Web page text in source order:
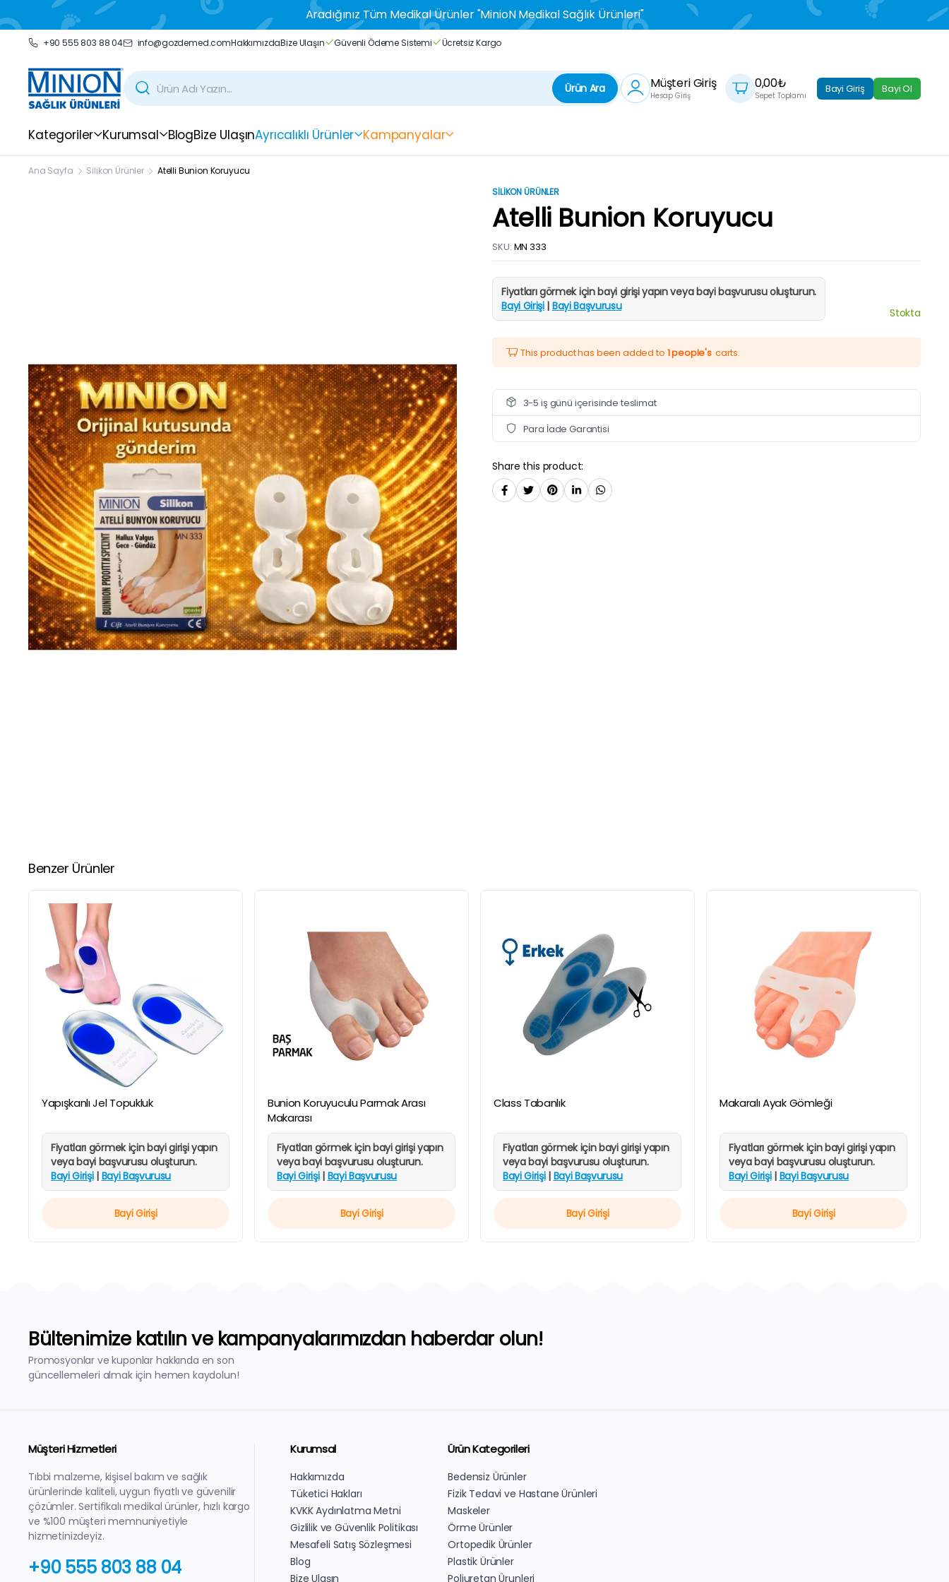
Aradığınız Tüm Medikal Ürünler "MinioN Medikal Sağlık Ürünleri"
+90 555 803 88 04 info@gozdemed.comHakkımızdaBize Ulaşın Güvenli Ödeme Sistemi Ücretsiz Kargo
Ürün Ara Müşteri Giriş
Hesap Giriş
0,00₺
Sepet Toplamı
Bayi Giriş Bayi Ol
Kategoriler Kurumsal BlogBize UlaşınAyrıcalıklı Ürünler Kampanyalar
Ana Sayfa Silikon Ürünler
Atelli Bunion Koruyucu
SILIKON ÜRÜNLER
Atelli Bunion Koruyucu
SKU: MN 333
Fiyatları görmek için bayi girişi yapın veya bayi başvurusu oluşturun.
Bayi Girişi | Bayi Başvurusu Stokta
This product has been added to 1 people's carts.
3-5 iş günü içerisinde teslimat
Para İade Garantisi
Share this product:
Benzer Ürünler
HIZLI
GÖRÜNÜM
Yapışkanlı Jel Topukluk
Fiyatları görmek için bayi girişi yapın
veya bayi başvurusu oluşturun.
Bayi Girişi | Bayi Başvurusu
Bayi Girişi
Bunion Koruyuculu Parmak Arası
Makarası
Fiyatları görmek için bayi girişi yapın
veya bayi başvurusu oluşturun.
Bayi Girişi | Bayi Başvurusu
Bayi Girişi
Class Tabanlık
Fiyatları görmek için bayi girişi yapın
veya bayi başvurusu oluşturun.
Bayi Girişi | Bayi Başvurusu
Bayi Girişi
Makaralı Ayak Gömleği
Fiyatları görmek için bayi girişi yapın
veya bayi başvurusu oluşturun.
Bayi Girişi | Bayi Başvurusu
Bayi Girişi
Bültenimize katılın ve kampanyalarımızdan haberdar olun!
Promosyonlar ve kuponlar hakkında en son
güncellemeleri almak için hemen kaydolun!
Müşteri Hizmetleri
Tıbbi malzeme, kişisel bakım ve sağlık
ürünlerinde kaliteli, uygun fiyatlı ve güvenilir
çözümler. Sertifikalı medikal ürünler, hızlı kargo
ve %100 müşteri memnuniyetiyle
hizmetinizdeyiz.
+90 555 803 88 04
Kurumsal
Hakkımızda
Tüketici Hakları
KVKK Aydınlatma Metni
Gizlilik ve Güvenlik Politikası
Mesafeli Satış Sözleşmesi
Blog
Bize Ulaşın
Ürün Kategorileri
Bedensiz Ürünler
Fizik Tedavi ve Hastane Ürünleri
Maskeler
Örme Ürünler
Ortopedik Ürünler
Plastik Ürünler
Poliuretan Ürunleri